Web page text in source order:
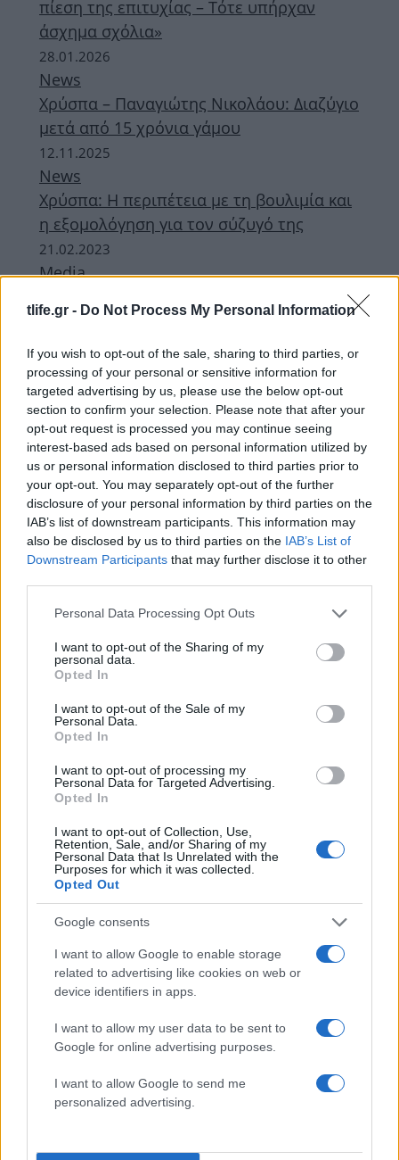
tlife.gr - Do Not Process My Personal Information
If you wish to opt-out of the sale, sharing to third parties, or
processing of your personal or sensitive information for
targeted advertising by us, please use the below opt-out
section to confirm your selection. Please note that after your
opt-out request is processed you may continue seeing
interest-based ads based on personal information utilized by
us or personal information disclosed to third parties prior to
your opt-out. You may separately opt-out of the further
disclosure of your personal information by third parties on the
IAB’s list of downstream participants. This information may
also be disclosed by us to third parties on the IAB’s List of
Downstream Participants that may further disclose it to other
Please note that this website/app uses one or more Google
not limited to your visit or usage behaviour. You may click to
grant or deny consent to Google and its third-party tags to
use your data for below specified purposes in below Google
consent section.
Personal Data Processing Opt Outs
I want to opt-out of the Sharing of my
personal data.
Opted In
I want to opt-out of the Sale of my
Personal Data.
Opted In
I want to opt-out of processing my
Personal Data for Targeted Advertising.
Opted In
I want to opt-out of Collection, Use,
Retention, Sale, and/or Sharing of my
Personal Data that Is Unrelated with the
Purposes for which it was collected.
Opted Out
Google consents
I want to allow Google to enable storage
related to advertising like cookies on web or
device identifiers in apps.
I want to allow my user data to be sent to
Google for online advertising purposes.
I want to allow Google to send me
personalized advertising.
πίεση της επιτυχίας – Τότε υπήρχαν
άσχημα σχόλια»
28.01.2026
News
Χρύσπα – Παναγιώτης Νικολάου: Διαζύγιο
μετά από 15 χρόνια γάμου
12.11.2025
News
Χρύσπα: Η περιπέτεια με τη βουλιμία και
η εξομολόγηση για τον σύζυγό της
21.02.2023
Media
δουλέψω ως τραγουδίστρια, έπρεπε να
βιοποριστώ»
ΔΙΑΦΗΜΙΣΗ
Media
Χρύσπα: «Γουστάρω να τρώω, αν θέλω να
10.11.2022
Media
Χρύσπα: «Έχω συμφιλιωθεί με αυτό, δεν
πήγα στην κηδεία απ’ έξω υπήρχαν
05.10.2022
News
Χρύσπα: Αυτός είναι ο λόγος που
αποτραβήχτηκε από τα φώτα της
27.08.2022
News
μου για να νιώσω εγώ καλά»
07.08.2022
News
Χρύσπα: «Έκανα ακραία πράγματα, δίαιτες